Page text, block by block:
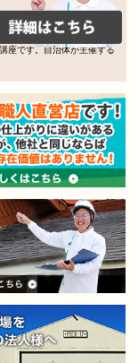
座です。自治体が主催する